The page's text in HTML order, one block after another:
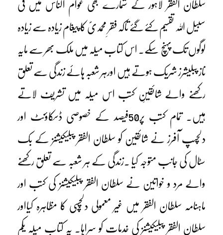
سلطان الفقر لاہور کے شمارے بھی عوام الناس میں فی
سبیل اللہ تقسیم کئے گئے تاکہ فقرِ محمدیؐ کا پیغام زیادہ سے زیادہ
لوگوں تک پہنچ سکے۔ اس کتاب میلہ میں ملک بھر سے مایہ
ناز پبلیشرز شریک ہوتے ہیں اورہر شعبہ ہائے زندگی سے تعلق
رکھنے والے شائقینِ کتب اس میلہ میں تشریف لاتے
ہیں۔ تمام کتب پر50فیصد کے خصوصی ڈسکاؤنٹ اور
دلچسپ آفرز نے شائقین کو سلطان الفقر پبلیکیشنز کے بک
سٹال کی جانب متوجہ کیا ۔زندگی کے ہر شعبہ سے تعلق رکھنے
والے مرد و خواتین نے سلطان الفقر پبلیکیشنز کی کتب اور
ماہنامہ سلطان الفقر میں غیر معمولی دلچسپی کا مظاہرہ کیااور
سلطان الفقر پبلیکیشنز کی خدمات کو سراہا۔ یہ کتاب میلہ یکم